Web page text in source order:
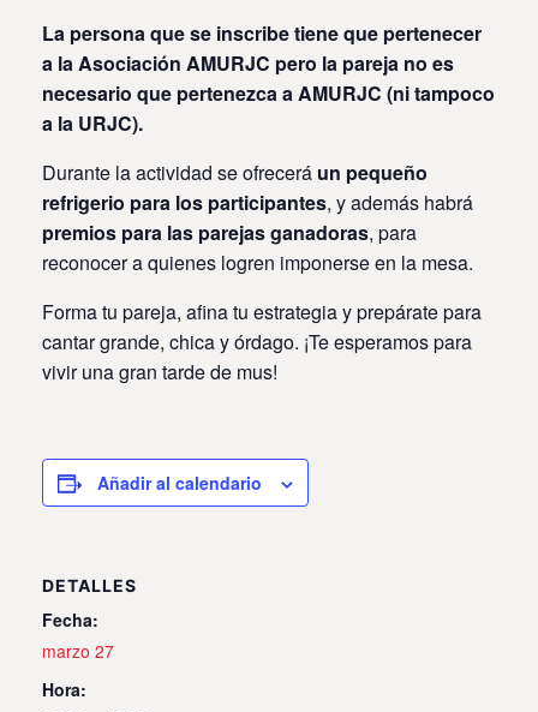
La persona que se inscribe tiene que pertenecer
a la Asociación AMURJC pero la pareja no es
necesario que pertenezca a AMURJC (ni tampoco
a la URJC).
Durante la actividad se ofrecerá un pequeño
refrigerio para los participantes, y además habrá
premios para las parejas ganadoras, para
reconocer a quienes logren imponerse en la mesa.
Forma tu pareja, afina tu estrategia y prepárate para
cantar grande, chica y órdago. ¡Te esperamos para
vivir una gran tarde de mus!
Añadir al calendario
DETALLES
Fecha:
marzo 27
Hora: